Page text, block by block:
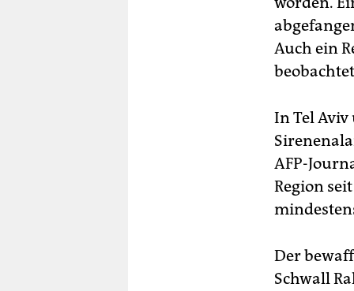
Auch ein
In Tel
AFP-
Region
Der
Schwall